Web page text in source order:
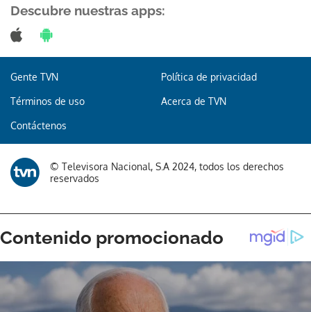
Descubre nuestras apps:
Gente TVN Política de privacidad
Términos de uso Acerca de TVN
Contáctenos
© Televisora Nacional, S.A 2024, todos los derechos
reservados